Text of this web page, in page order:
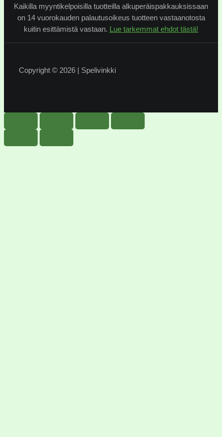
Kaikilla myyntikelpoisilla tuotteilla alkuperäispakkauksissaan
on 14 vuorokauden palautusoikeus tuotteen vastaanotosta
kuitin esittämistä vastaan.
Lue tarkemmat ehdot tästä!
Copyright © 2026 | Spelivinkki